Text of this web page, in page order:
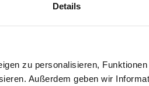
Details
zu personalisieren,
Außerdem geben wir
inkl. MwSt. Abhängig von der